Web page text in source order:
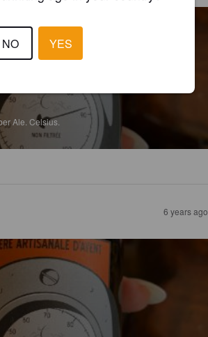
Ale. Celsius.
6 years ago
NO YES